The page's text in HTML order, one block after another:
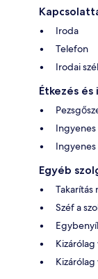
Iroda
Telefon
Irodai
Étkezés
Egyéb
Takarítás
Széf a